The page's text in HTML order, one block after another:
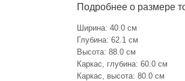
Подробнее о размере
Ширина: 40.0 см
Глубина: 62.1 см
Высота: 88.0 см
Каркас, глубина: 60.0 см
Каркас, высота: 80.0 см